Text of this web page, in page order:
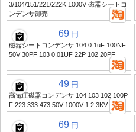
3/104/151/221/222K 1000V 磁器シートコ
ンデンサ卸売
69 円
磁器シートコンデンサ 104 0.1uF 100NF
50V 30PF 103 0.01UF 22P 102 20PF
49 円
高電圧磁器コンデンサ 104 103 102 100P
F 223 333 473 50V 1000V 1 2 3KV
69 円